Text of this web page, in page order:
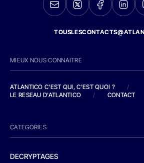
MIEUX NOUS CONNAITRE
ATLANTICO C'EST QUI, C'EST QUOI ?
/
LE RESEAU D'ATLANTICO
/ CONTACT
CATEGORIES
DECRYPTAGES